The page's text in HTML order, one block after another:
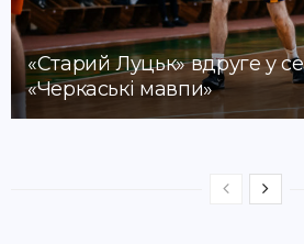
«Старий Луцьк» вдруге у
«Черкаські мавпи»